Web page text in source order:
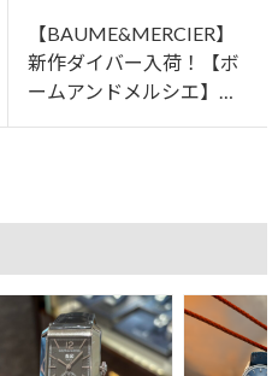
【BAUME&MERCIER】
新作ダイバー入荷！【ボ
ームアンドメルシエ】…